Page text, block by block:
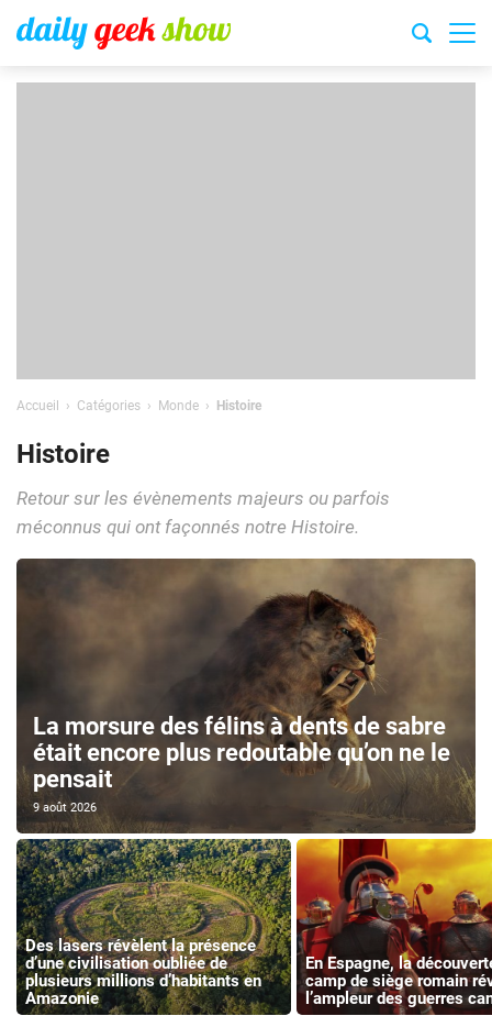
Accueil Catégories Monde Histoire
Histoire
Retour sur les évènements majeurs ou parfois
méconnus qui ont façonnés notre Histoire.
La morsure des félins à dents de sabre
était encore plus redoutable qu’on ne le
pensait
9 août 2026
Des lasers révèlent la présence
d’une civilisation oubliée de
plusieurs millions d’habitants en
Amazonie
En Espagne, la
camp de siège romain
l’ampleur des guerres